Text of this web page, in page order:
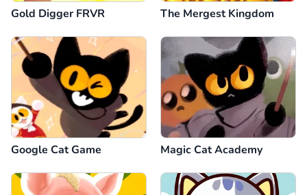
Gold Digger FRVR The Mergest Kingdom
Google Cat Game Magic Cat Academy